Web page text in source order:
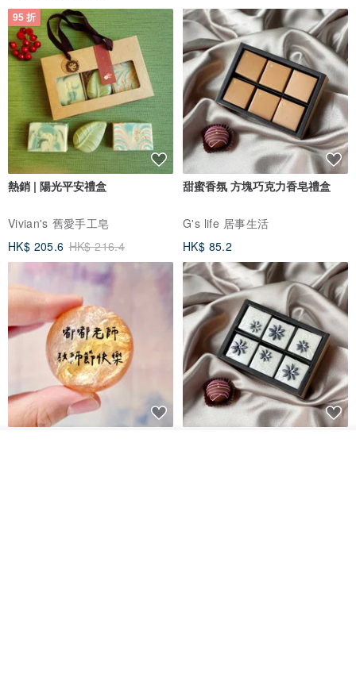
95 折
熱銷 | 陽光平安禮盒
Vivian's 舊愛手工皂
HK$ 205.6 HK$ 216.4
甜蜜香氛 方塊巧克力香皂禮盒
G's life 居事生活
HK$ 85.2